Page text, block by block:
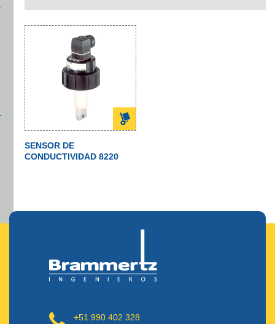
SENSOR DE
CONDUCTIVIDAD 8220
+51 990 402 328